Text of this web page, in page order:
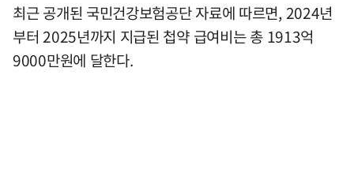
최근 공개된 국민건강보험공단 자료에 따르면, 2024년
부터 2025년까지 지급된 첩약 급여비는 총 1913억
9000만원에 달한다.